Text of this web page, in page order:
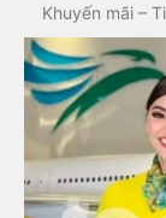
Khuyến mãi –